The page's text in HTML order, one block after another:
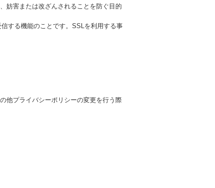
妨害または改ざんされることを防ぐ目的
する機能のことです。SSLを利用する事
他プライバシーポリシーの変更を行う際